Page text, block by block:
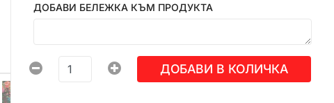
ДОБАВИ БЕЛЕЖКА КЪМ ПРОДУКТА
ДОБАВИ В КОЛИЧКА